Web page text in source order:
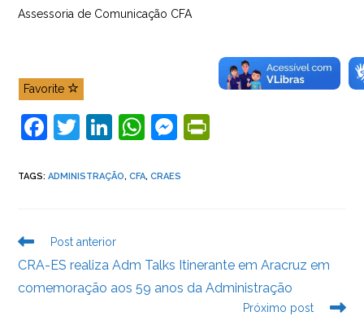
Assessoria de Comunicação CFA
Favorite
F
c
b
o
o
T
itt
Li
k
dI
n
W
at
p
p
M
ss
g
er
n
dl
TAGS:ADMINISTRAÇÃO, CFA, CRAES
Leia
artigos
Post anterior
CRA-ES realiza Adm Talks Itinerante em Aracruz em
comemoração aos 59 anos da Administração
Próximo post